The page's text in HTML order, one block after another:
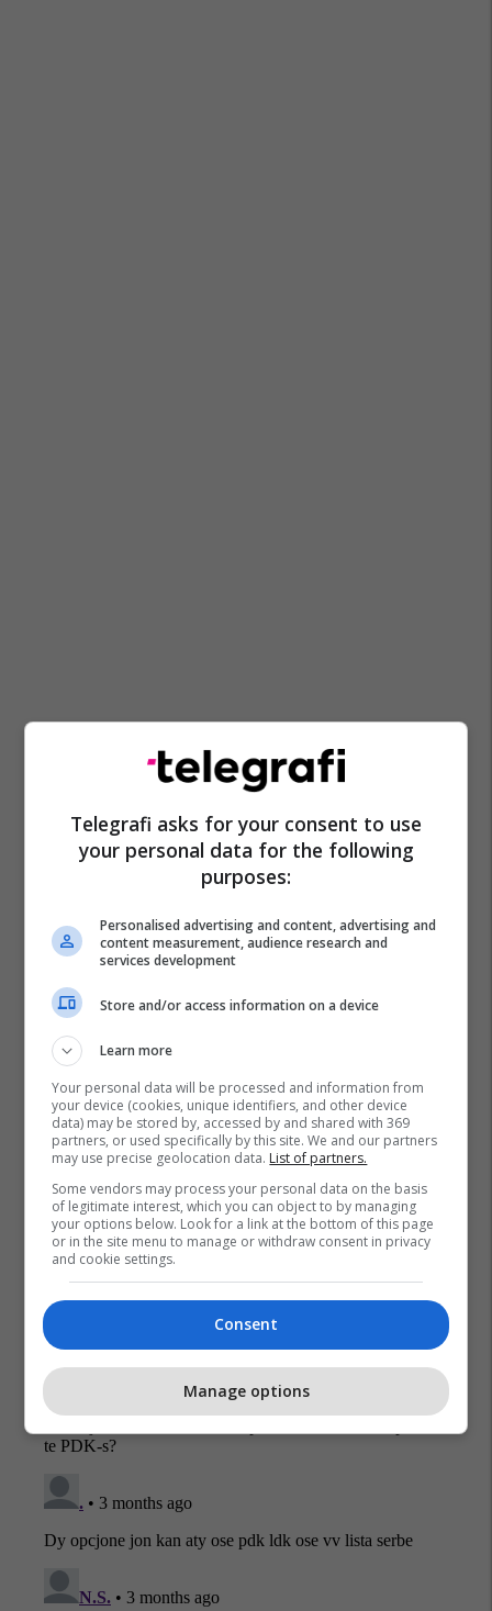
Uran Ismaili Pdk Ldk
Prishtina Lokale
Telegrafi asks for your consent to use
your personal data for the following
purposes:
Personalised advertising and content, advertising and
content measurement, audience research and
services development
Store and/or access information on a device
Learn more
Your personal data will be processed and information from
your device (cookies, unique identifiers, and other device
data) may be stored by, accessed by and shared with 369
partners, or used specifically by this site. We and our partners
may use precise geolocation data. List of partners.
Some vendors may process your personal data on the basis
of legitimate interest, which you can object to by managing
your options below. Look for a link at the bottom of this page
or in the site menu to manage or withdraw consent in privacy
and cookie settings.
Consent
Manage options